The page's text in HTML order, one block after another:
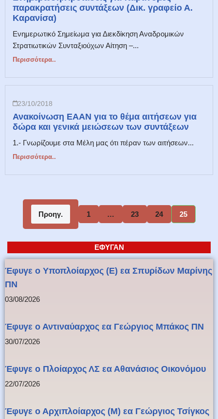
παρακρατήσεις συντάξεων (Δικ. γραφείο Α.
Καρανίσα)
Ενημερωτικό Σημείωμα για Διεκδίκηση Αναδρομικών
Στρατιωτικών Συνταξιούχων Αίτηση –...
Περισσότερα..
23/10/2018
Ανακοίνωση ΕΑΑΝ για το θέμα αιτήσεων για
δώρα και γενικά μειώσεων των συντάξεων
1.- Γνωρίζουμε στα Μέλη μας ότι πέραν των αιτήσεων...
Περισσότερα..
Προηγ. 1 … 23 24 25
ΕΦΥΓΑΝ
Έφυγε ο Υποπλοίαρχος (Ε) εα Σπυρίδων Μαρίνης
ΠΝ
03/08/2026
Έφυγε ο Αντιναύαρχος εα Γεώργιος Μπάκος ΠΝ
30/07/2026
Έφυγε ο Πλοίαρχος ΛΣ εα Αθανάσιος Οικονόμου
22/07/2026
Έφυγε ο Αρχιπλοίαρχος (Μ) εα Γεώργιος Τσίγκος